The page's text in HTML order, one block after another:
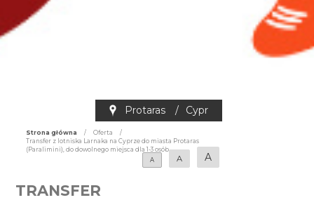
Protaras / Cypr
Strona główna / Oferta
/
Transfer z lotniska Larnaka na Cyprze do miasta Protaras
(Paralimini), do dowolnego miejsca dla 1-3 osób
A
A A
TRANSFER